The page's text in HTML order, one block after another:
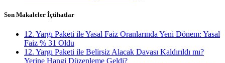
Son Makaleler İçtihatlar
12. Yargı Paketi ile Yasal Faiz Oranlarında Yeni Dönem: Yasal
Faiz % 31 Oldu
12. Yargı Paketi ile Belirsiz Alacak Davası Kaldırıldı mı?
Yerine Hangi Düzenleme Geldi?